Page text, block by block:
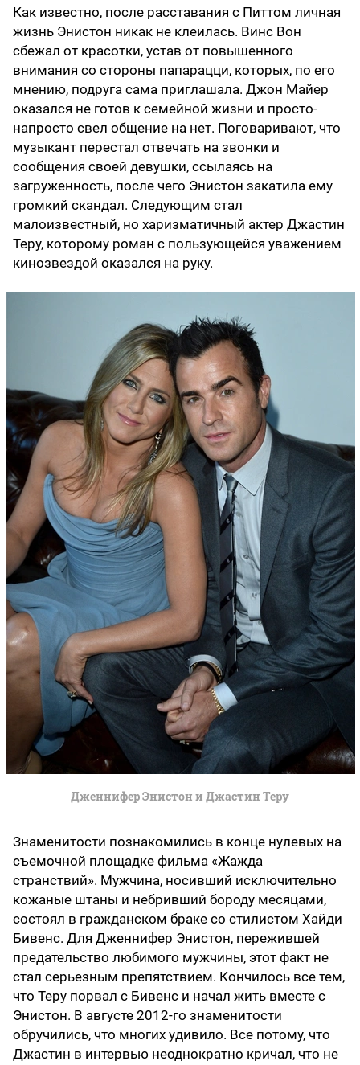
Как известно, после расставания с Питтом личная
жизнь Энистон никак не клеилась. Винс Вон
сбежал от красотки, устав от повышенного
внимания со стороны папарацци, которых, по его
мнению, подруга сама приглашала. Джон Майер
оказался не готов к семейной жизни и просто-
напросто свел общение на нет. Поговаривают, что
музыкант перестал отвечать на звонки и
сообщения своей девушки, ссылаясь на
загруженность, после чего Энистон закатила ему
громкий скандал. Следующим стал
малоизвестный, но харизматичный актер Джастин
Теру, которому роман с пользующейся уважением
кинозвездой оказался на руку.
Дженнифер Энистон и Джастин Теру
Знаменитости познакомились в конце нулевых на
съемочной площадке фильма «Жажда
странствий». Мужчина, носивший исключительно
кожаные штаны и небривший бороду месяцами,
состоял в гражданском браке со стилистом Хайди
Бивенс. Для Дженнифер Энистон, пережившей
предательство любимого мужчины, этот факт не
стал серьезным препятствием. Кончилось все тем,
что Теру порвал с Бивенс и начал жить вместе с
Энистон. В августе 2012-го знаменитости
обручились, что многих удивило. Все потому, что
Джастин в интервью неоднократно кричал, что не